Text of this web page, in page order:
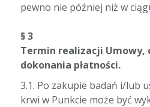
pewno nie później niż w
§ 3
Termin realizacji Umowy,
dokonania płatności.
3.1. Po zakupie badań i/lub
krwi w Punkcie może być